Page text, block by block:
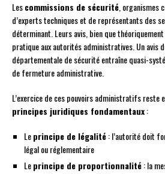
Lescommissions de sécurité ,
d’experts techniques et de représentants des
déterminant. Leurs avis, bien que
pratique aux autorités administratives. Un avis
départementale de sécurité entraîne quasi-
de fermeture administrative.
L’exercice de ces pouvoirs administratifs reste
principes juridiques fondamentaux:
Leprincipe de légalité: l’autorité doit
légal ou réglementaire
Leprincipe de proportionnalité: la